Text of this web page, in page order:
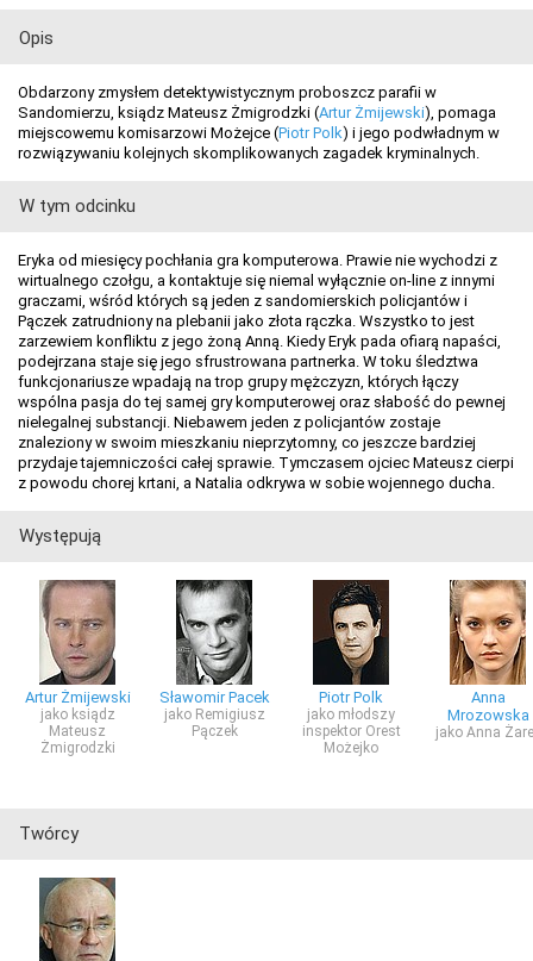
Opis
Obdarzony zmysłem detektywistycznym proboszcz parafii w
Sandomierzu, ksiądz Mateusz Żmigrodzki (Artur Żmijewski), pomaga
miejscowemu komisarzowi Możejce (Piotr Polk) i jego podwładnym w
rozwiązywaniu kolejnych skomplikowanych zagadek kryminalnych.
W tym odcinku
Eryka od miesięcy pochłania gra komputerowa. Prawie nie wychodzi z
wirtualnego czołgu, a kontaktuje się niemal wyłącznie on-line z innymi
graczami, wśród których są jeden z sandomierskich policjantów i
Pączek zatrudniony na plebanii jako złota rączka. Wszystko to jest
zarzewiem konfliktu z jego żoną Anną. Kiedy Eryk pada ofiarą napaści,
podejrzana staje się jego sfrustrowana partnerka. W toku śledztwa
funkcjonariusze wpadają na trop grupy mężczyzn, których łączy
wspólna pasja do tej samej gry komputerowej oraz słabość do pewnej
nielegalnej substancji. Niebawem jeden z policjantów zostaje
znaleziony w swoim mieszkaniu nieprzytomny, co jeszcze bardziej
przydaje tajemniczości całej sprawie. Tymczasem ojciec Mateusz cierpi
z powodu chorej krtani, a Natalia odkrywa w sobie wojennego ducha.
Występują
Artur Żmijewski
jako ksiądz
Mateusz
Żmigrodzki
Sławomir Pacek
jako Remigiusz
Pączek
Piotr Polk
jako młodszy
inspektor Orest
Możejko
Anna
Mrozowska
jako Anna
Twórcy